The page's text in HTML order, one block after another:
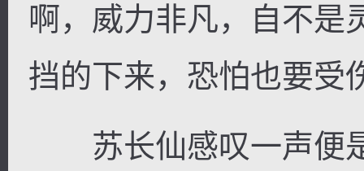
啊，威力非凡，自不是
挡的下来，恐怕也要受
苏长仙感叹一声便